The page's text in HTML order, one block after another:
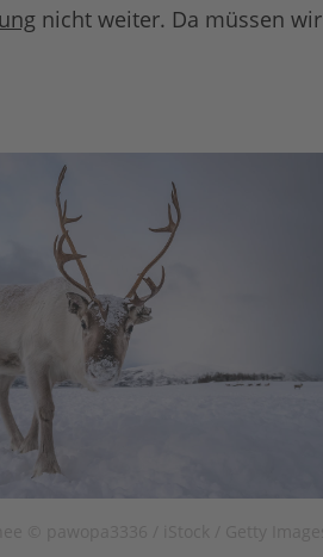
nicht weiter. Da müssen wir